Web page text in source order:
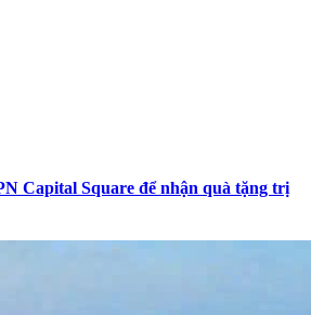
Capital Square để nhận quà tặng trị